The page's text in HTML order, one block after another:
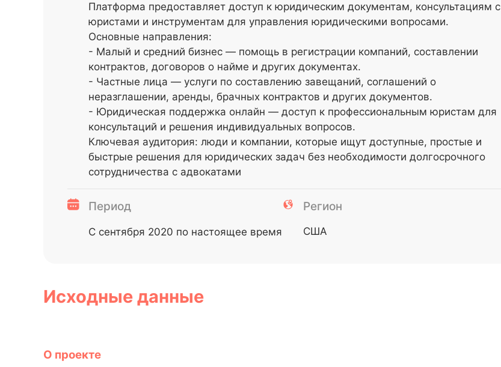
Платформа предоставляет доступ к юридическим документам, консультациям с
юристами и инструментам для управления юридическими вопросами.
Основные направления:
- Малый и средний бизнес — помощь в регистрации компаний, составлении
контрактов, договоров о найме и других документах.
- Частные лица — услуги по составлению завещаний, соглашений о
неразглашении, аренды, брачных контрактов и других документов.
- Юридическая поддержка онлайн — доступ к профессиональным юристам для
консультаций и решения индивидуальных вопросов.
Ключевая аудитория: люди и компании, которые ищут доступные, простые и
быстрые решения для юридических задач без необходимости долгосрочного
сотрудничества с адвокатами
Период
С сентября 2020 по настоящее время
Регион
США
Исходные данные
О проекте